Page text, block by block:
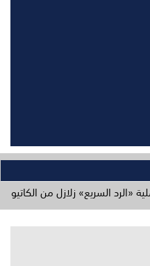
زلازل من الكاتيوشا وطائراتنا